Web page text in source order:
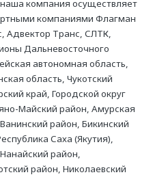
компания осуществляет
компаниями Флагман
Адвектор Транс, СЛТК,
Дальневосточного
автономная область,
область, Чукотский
край, Городской округ
Майский район, Амурская
район, Бикинский
Саха (Якутия),
район,
район, Николаевский